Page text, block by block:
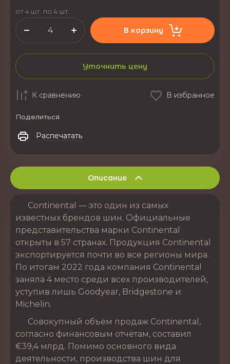
от 4 шт. по 4 шт.
В корзину
Уточнить цену
К сравнению В избранное
Поделиться
Распечатать
Описание
Continental — это один из самых
известных брендов шин. Официальные
представительства марки Continental
открыты в 57 странах. Продукция Continental
экспортируется почти во все регионы мира.
По итогам 2022 года компания Continental
заняла 4 место среди всех производителей,
уступив лишь Goodyear, Bridgestone и
Michelin.
Совокупный объём продаж Continental,
согласно финансовым отчётам, составил
€39,4 млрд. Помимо основного вида
деятельности, производства шин для